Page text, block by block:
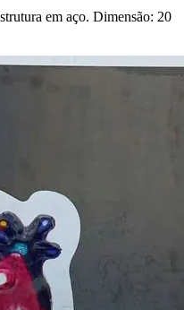
em aço. Dimensão: 20